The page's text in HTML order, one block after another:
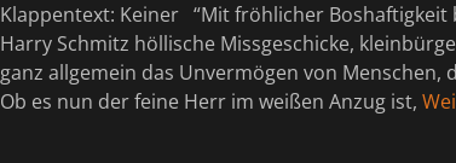
Klappentext: Keiner “Mit fröhlicher Boshaftigkeit
Harry Schmitz höllische Missgeschicke,
ganz allgemein das Unvermögen von Menschen,
Ob es nun der feine Herr im weißen Anzug ist,